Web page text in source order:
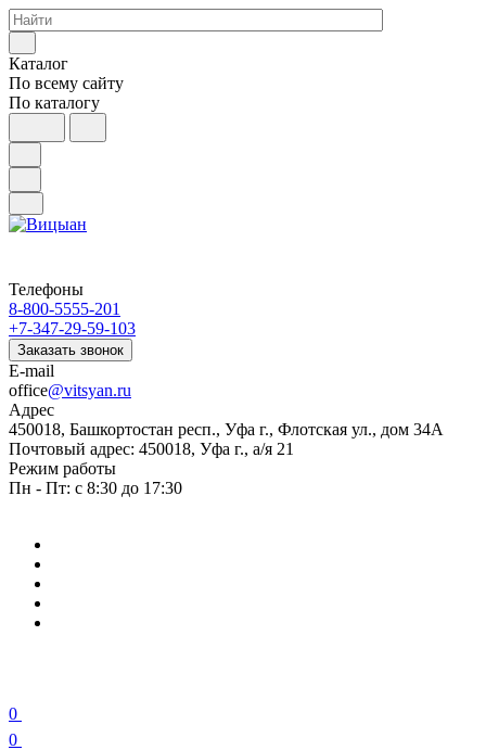
Каталог
По всему сайту
По каталогу
Телефоны
8-800-5555-201
+7-347-29-59-103
Заказать звонок
E-mail
office@vitsyan.ru
Адрес
450018, Башкортостан респ., Уфа г., Флотская ул., дом 34А
Почтовый адрес: 450018, Уфа г., а/я 21
Режим работы
Пн - Пт: с 8:30 до 17:30
0
0